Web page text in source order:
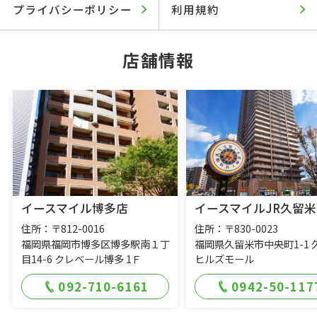
プライバシーポリシー 利用規約
店舗情報
イースマイル博多店
住所：〒812-0016
福岡県福岡市博多区博多駅南１丁
目14-6 クレベール博多 1Ｆ
092-710-6161
イースマイルJR久留
住所：〒830-0023
福岡県久留米市中央町1-1
ヒルズモール
0942-50-